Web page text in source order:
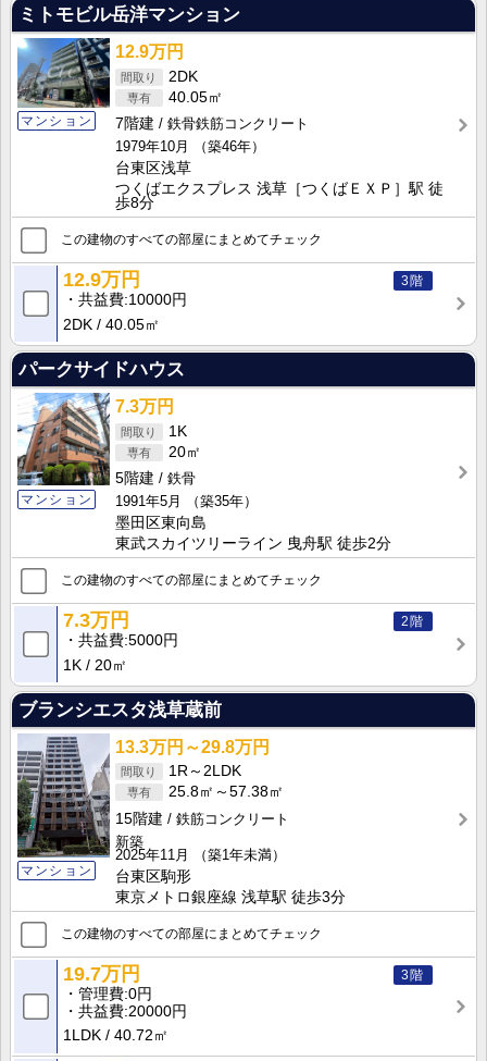
ミトモビル岳洋マンション
マンション
12.9万円
2DK
40.05㎡
7階建
鉄骨鉄筋コンクリート
1979年10月
（築46年）
台東区浅草
つくばエクスプレス 浅草［つくばＥＸＰ］駅 徒
歩8分
この建物のすべての部屋にまとめてチェック
3階
12.9万円
共益費 10000円
2DK
40.05㎡
パークサイドハウス
マンション
7.3万円
1K
20㎡
5階建
鉄骨
1991年5月
（築35年）
墨田区東向島
東武スカイツリーライン 曳舟駅 徒歩2分
この建物のすべての部屋にまとめてチェック
2階
7.3万円
共益費 5000円
1K
20㎡
ブランシエスタ浅草蔵前
マンション
13.3万円～29.8万円
1R～2LDK
25.8㎡～57.38㎡
15階建
鉄筋コンクリート
新築
2025年11月
（築1年未満）
台東区駒形
東京メトロ銀座線 浅草駅 徒歩3分
この建物のすべての部屋にまとめてチェック
3階
19.7万円
管理費 0円
共益費 20000円
1LDK
40.72㎡